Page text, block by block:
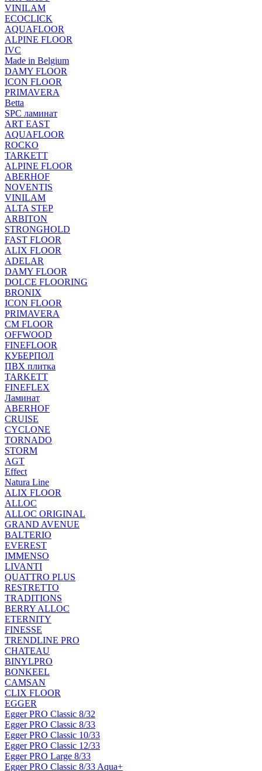
VINILAM
ECOCLICK
AQUAFLOOR
ALPINE FLOOR
IVC
Made in Belgium
DAMY FLOOR
ICON FLOOR
PRIMAVERA
Betta
SPC ламинат
ART EAST
AQUAFLOOR
ROCKO
TARKETT
ALPINE FLOOR
ABERHOF
NOVENTIS
VINILAM
ALTA STEP
ARBITON
STRONGHOLD
FAST FLOOR
ALIX FLOOR
ADELAR
DAMY FLOOR
DOLCE FLOORING
BRONIX
ICON FLOOR
PRIMAVERA
CM FLOOR
OFFWOOD
FINEFLOOR
КУБЕРПОЛ
ПВХ плитка
TARKETT
FINEFLEX
Ламинат
ABERHOF
CRUISE
CYCLONE
TORNADO
STORM
AGT
Effect
Natura Line
ALIX FLOOR
ALLOC
ALLOC ORIGINAL
GRAND AVENUE
BALTERIO
EVEREST
IMMENSO
LIVANTI
QUATTRO PLUS
RESTRETTO
TRADITIONS
BERRY ALLOC
ETERNITY
FINESSE
TRENDLINE PRO
CHATEAU
BINYLPRO
BONKEEL
CAMSAN
CLIX FLOOR
EGGER
Egger PRO Classic 8/32
Egger PRO Classic 8/33
Egger PRO Classic 10/33
Egger PRO Classic 12/33
Egger PRO Large 8/33
Egger PRO Classic 8/33 Aqua+